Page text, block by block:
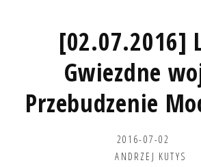
[02.07.2016]
Gwiezdne
Przebudzenie
2016-07-02
ANDRZEJ KUTYS